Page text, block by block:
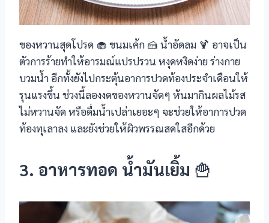
ของหวานสุดโปรด 🧁 ขนมเค้ก 🍰 น้ำอัดลม 🍹 อาจเป็น
ตัวการร้ายทำให้อารมณ์แปรปรวน หงุดหงิดง่าย ร่างกาย
บวมน้ำ อีกทั้งยังไปกระตุ้นอาการปวดท้องประจำเดือนให้
รุนแรงขึ้น ช่วงนี้ลองงดของหวานจัดๆ หันมากินผลไม้รส
ไม่หวานจัด หรือดื่มน้ำเปล่าเยอะๆ จะช่วยให้อาการปวด
ท้องทุเลาลง และยังช่วยให้ผิวพรรณสดใสอีกด้วย
3. อาหารทอด น้ำมันเยิ้ม 🍟